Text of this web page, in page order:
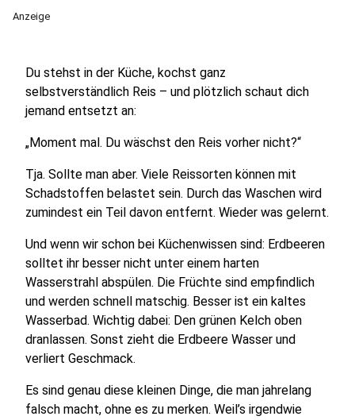
Anzeige
Du stehst in der Küche, kochst ganz
selbstverständlich Reis – und plötzlich schaut dich
jemand entsetzt an:
„Moment mal. Du wäschst den Reis vorher nicht?“
Tja. Sollte man aber. Viele Reissorten können mit
Schadstoffen belastet sein. Durch das Waschen wird
zumindest ein Teil davon entfernt. Wieder was gelernt.
Und wenn wir schon bei Küchenwissen sind: Erdbeeren
solltet ihr besser nicht unter einem harten
Wasserstrahl abspülen. Die Früchte sind empfindlich
und werden schnell matschig. Besser ist ein kaltes
Wasserbad. Wichtig dabei: Den grünen Kelch oben
dranlassen. Sonst zieht die Erdbeere Wasser und
verliert Geschmack.
Es sind genau diese kleinen Dinge, die man jahrelang
falsch macht, ohne es zu merken. Weil’s irgendwie